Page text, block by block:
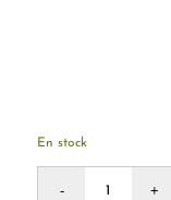
En stock